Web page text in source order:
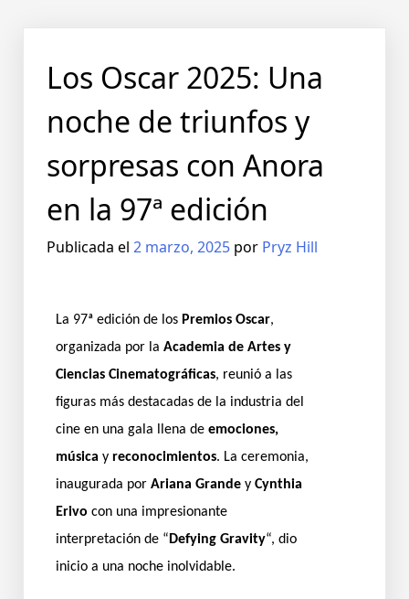
Los Oscar 2025: Una
noche de triunfos y
sorpresas con Anora
en la 97ª edición
Publicada el 2 marzo, 2025 por Pryz Hill
La 97ª edición de los Premios Oscar,
organizada por la Academia de Artes y
Ciencias Cinematográficas, reunió a las
figuras más destacadas de la industria del
cine en una gala llena de emociones,
música y reconocimientos. La ceremonia,
inaugurada por Ariana Grande y Cynthia
Erivo con una impresionante
interpretación de “ Defying Gravity“, dio
inicio a una noche inolvidable.